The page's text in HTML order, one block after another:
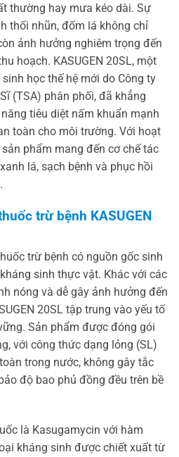
thường hay mưa kéo dài. Sự
thối nhũn, đốm lá không chỉ
ảnh hưởng nghiêm trọng đến
hoạch. KASUGEN 20SL, một
học thế hệ mới do Công ty
(TSA) phân phối, đã khẳng
tiêu diệt nấm khuẩn mạnh
toàn cho môi trường. Với hoạt
phẩm mang đến cơ chế tác
lá, sạch bệnh và phục hồi
trừ bệnh KASUGEN
trừ bệnh có nguồn gốc sinh
sinh thực vật. Khác với các
nóng và dễ gây ảnh hưởng đến
20SL tập trung vào yếu tố
Sản phẩm được đóng gói
với công thức dạng lỏng (SL)
trong nước, không gây tắc
độ bao phủ đồng đều trên bề
là Kasugamycin với hàm
kháng sinh được chiết xuất từ